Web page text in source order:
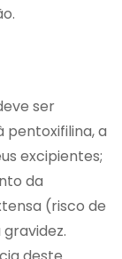
ser
pentoxifilina, a
excipientes;
da
(risco de